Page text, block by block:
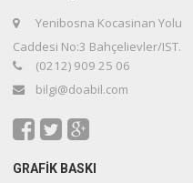
Yenibosna Kocasinan Yolu
Caddesi No:3 Bahçelievler/IST.
(0212) 909 25 06
bilgi@doabil.com
GRAFİK BASKI